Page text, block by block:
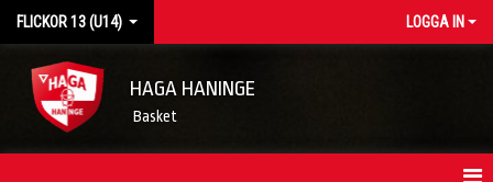
FLICKOR 13 (U14) LOGGA IN
HAGA HANINGE
Basket